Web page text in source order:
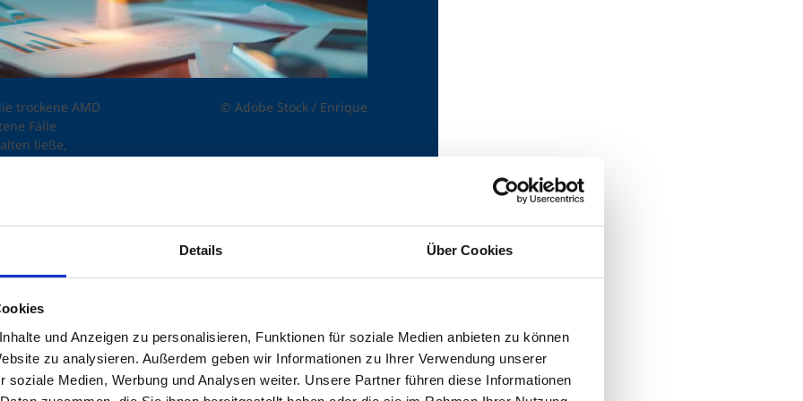
Details Über Cookies
und Anzeigen zu personalisieren, Funktionen für soziale Medien anbieten zu können
zu analysieren. Außerdem geben wir Informationen zu Ihrer Verwendung unserer
soziale Medien, Werbung und Analysen weiter. Unsere Partner führen diese Informationen
trockene AMD
Fälle
ließe,
eine
Eine
© Adobe Stock / Enrique
Wurf landet, darf sich über Milliardengewinne freuen.
war die Biontech SE mit ihrem Corona-Impfstoff